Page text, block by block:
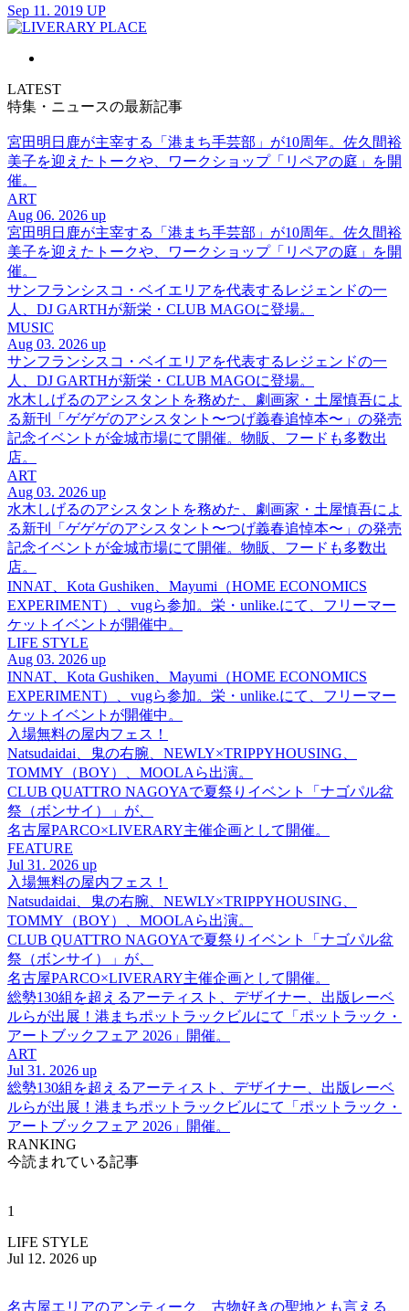
Sep 11. 2019 UP
LATEST
特集・ニュースの最新記事
宮田明日鹿が主宰する「港まち手芸部」が10周年。佐久間裕
美子を迎えたトークや、ワークショップ「リペアの庭」を開
催。
ART
Aug 06. 2026 up
宮田明日鹿が主宰する「港まち手芸部」が10周年。佐久間裕
美子を迎えたトークや、ワークショップ「リペアの庭」を開
催。
サンフランシスコ・ベイエリアを代表するレジェンドの一
人、DJ GARTHが新栄・CLUB MAGOに登場。
MUSIC
Aug 03. 2026 up
サンフランシスコ・ベイエリアを代表するレジェンドの一
人、DJ GARTHが新栄・CLUB MAGOに登場。
水木しげるのアシスタントを務めた、劇画家・土屋慎吾によ
る新刊「ゲゲゲのアシスタント〜つげ義春追悼本〜」の発売
記念イベントが金城市場にて開催。物販、フードも多数出
店。
ART
Aug 03. 2026 up
水木しげるのアシスタントを務めた、劇画家・土屋慎吾によ
る新刊「ゲゲゲのアシスタント〜つげ義春追悼本〜」の発売
記念イベントが金城市場にて開催。物販、フードも多数出
店。
INNAT、Kota Gushiken、Mayumi（HOME ECONOMICS
EXPERIMENT）、vugら参加。栄・unlike.にて、フリーマー
ケットイベントが開催中。
LIFE STYLE
Aug 03. 2026 up
INNAT、Kota Gushiken、Mayumi（HOME ECONOMICS
EXPERIMENT）、vugら参加。栄・unlike.にて、フリーマー
ケットイベントが開催中。
入場無料の屋内フェス！
Natsudaidai、鬼の右腕、NEWLY×TRIPPYHOUSING、
TOMMY（BOY）、MOOLAら出演。
CLUB QUATTRO NAGOYAで夏祭りイベント「ナゴパル盆
祭（ボンサイ）」が、
名古屋PARCO×LIVERARY主催企画として開催。
FEATURE
Jul 31. 2026 up
入場無料の屋内フェス！
Natsudaidai、鬼の右腕、NEWLY×TRIPPYHOUSING、
TOMMY（BOY）、MOOLAら出演。
CLUB QUATTRO NAGOYAで夏祭りイベント「ナゴパル盆
祭（ボンサイ）」が、
名古屋PARCO×LIVERARY主催企画として開催。
総勢130組を超えるアーティスト、デザイナー、出版レーベ
ルらが出展！港まちポットラックビルにて「ポットラック・
アートブックフェア 2026」開催。
ART
Jul 31. 2026 up
総勢130組を超えるアーティスト、デザイナー、出版レーベ
ルらが出展！港まちポットラックビルにて「ポットラック・
アートブックフェア 2026」開催。
RANKING
今読まれている記事
1
LIFE STYLE
Jul 12. 2026 up
名古屋エリアのアンティーク、古物好きの聖地とも言える、